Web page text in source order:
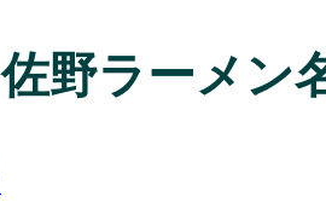
佐野ラーメン